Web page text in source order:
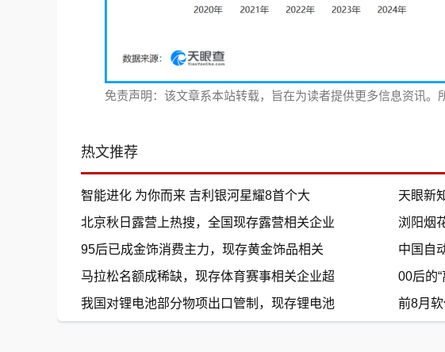
免责声明：该文章系本站转载，旨在为读者提供更多信息资讯。
热文推荐
智能进化 为你而来 吉利银河星耀8首个大
天眼新
北京秋日露营上热搜，全国现存露营相关企业
浏阳烟
95后已成金饰消费主力，现存黄金饰品相关
中国自
马拉松名额成稀缺，现存体育赛事相关企业超
00后的
我国对锂电池部分物项出口管制，现存锂电池
前8月